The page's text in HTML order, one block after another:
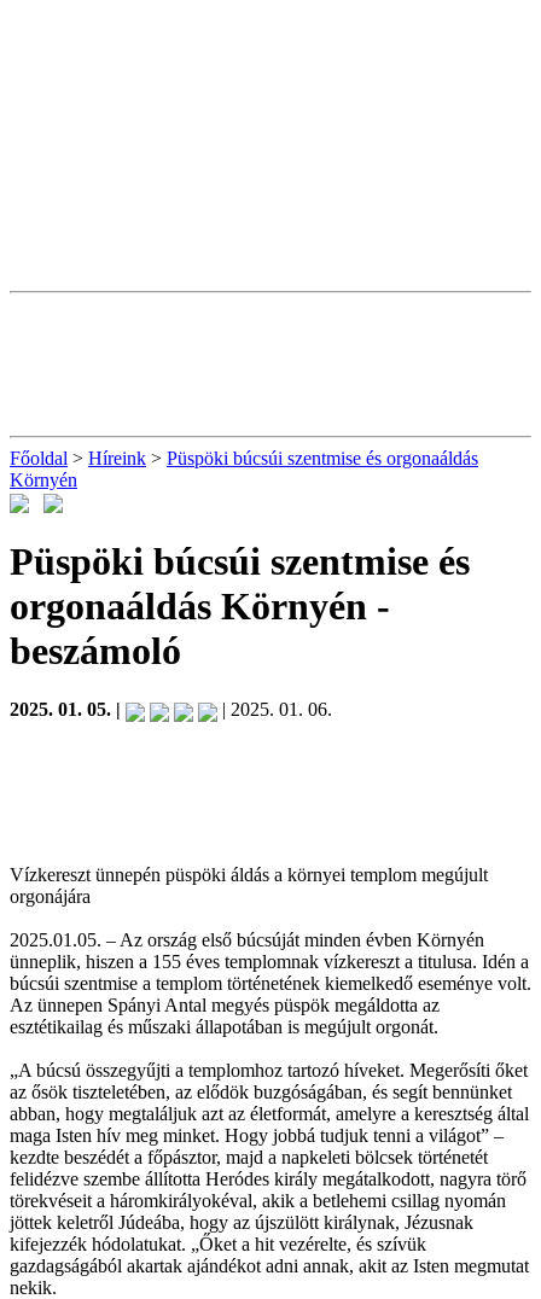
Főoldal > Híreink > Püspöki búcsúi szentmise és orgonaáldás
Környén
Püspöki búcsúi szentmise és
orgonaáldás Környén -
beszámoló
2025. 01. 05. | | 2025. 01. 06.
Vízkereszt ünnepén püspöki áldás a környei templom megújult
orgonájára
2025.01.05. – Az ország első búcsúját minden évben Környén
ünneplik, hiszen a 155 éves templomnak vízkereszt a titulusa. Idén a
búcsúi szentmise a templom történetének kiemelkedő eseménye volt.
Az ünnepen Spányi Antal megyés püspök megáldotta az
esztétikailag és műszaki állapotában is megújult orgonát.
„A búcsú összegyűjti a templomhoz tartozó híveket. Megerősíti őket
az ősök tiszteletében, az elődök buzgóságában, és segít bennünket
abban, hogy megtaláljuk azt az életformát, amelyre a keresztség által
maga Isten hív meg minket. Hogy jobbá tudjuk tenni a világot” –
kezdte beszédét a főpásztor, majd a napkeleti bölcsek történetét
felidézve szembe állította Heródes király megátalkodott, nagyra törő
törekvéseit a háromkirályokéval, akik a betlehemi csillag nyomán
jöttek keletről Júdeába, hogy az újszülött királynak, Jézusnak
kifejezzék hódolatukat. „Őket a hit vezérelte, és szívük
gazdagságából akartak ajándékot adni annak, akit az Isten megmutat
nekik.